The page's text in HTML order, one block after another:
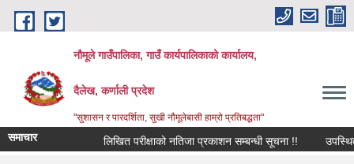
Skip to main content
नौमूले गाउँपालिका, गाउँ कार्यपालिकाको कार्यालय,
दैलेख, कर्णाली प्रदेश
"सुशासन र पारदर्शिता, सुखी नौमूलेबासी हाम्रो प्रतिबद्धता"
समाचार लिखित परीक्षाको नतिजा प्रकाशन सम्बन्धी सूचना !! उपस्थित भई